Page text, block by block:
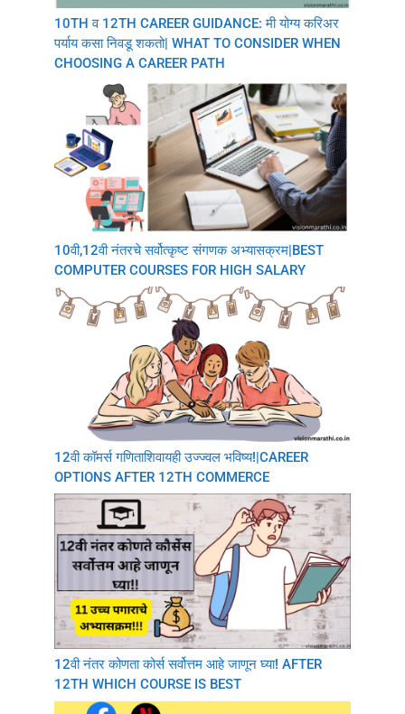
10TH व 12TH CAREER GUIDANCE: मी योग्य करिअर
पर्याय कसा निवडू शकतो| WHAT TO CONSIDER WHEN
CHOOSING A CAREER PATH
10वी,12वी नंतरचे सर्वोत्कृष्ट संगणक अभ्यासक्रम|BEST
COMPUTER COURSES FOR HIGH SALARY
12वी कॉमर्स गणिताशिवायही उज्ज्वल भविष्य!|CAREER
OPTIONS AFTER 12TH COMMERCE
12वी नंतर कोणता कोर्स सर्वोत्तम आहे जाणून घ्या! AFTER
12TH WHICH COURSE IS BEST